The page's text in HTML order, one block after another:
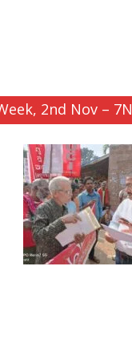
2nd Nov –